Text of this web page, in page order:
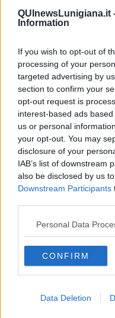
QUInewsLunigiana.it
Information
If you wish to opt-out of
processing of your
targeted advertising by
section to confirm your
opt-out request is
interest-based ads
us or personal
your opt-out. You may
disclosure of your
IAB’s list of downstream
also be disclosed by us
Downstream Participants
Personal Data
CONFIRM
Data Deletion
Vita & morte
Auguri
Passanti
Continuando, la nonna e
Metaverso smart
Fiamme
Anzi
Confessioni
Utopie
Estate
Il lago
Il diluvio
La classe
Pensieri incoerenti
Dal balcone
Insomnia
Lo sgombero
Il padre della storia
Pensieri brevi
L'evoluzione della specie
Riflessioni